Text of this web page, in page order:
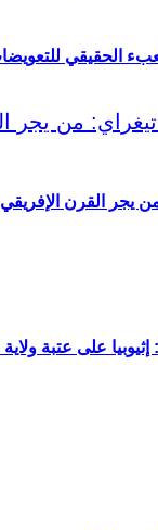
الحقيقي
من يجر القرن
على عتبة